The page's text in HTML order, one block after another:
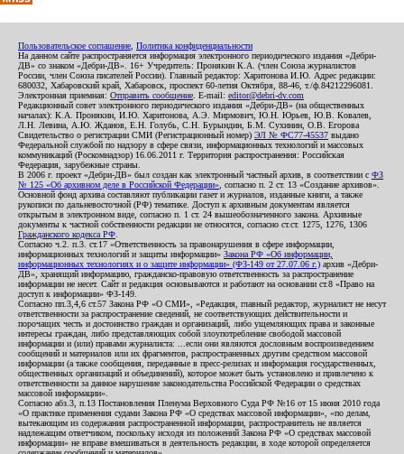
Пользовательское соглашение Политика конфиденциальности
На данном сайте распространяется информация электронного периодического издания «Дебри-
ДВ» со знаком «Дебри-ДВ». 16+ Учредитель: Пронякин К.А. (член Союза журналистов
России, член Союза писателей России). Главный редактор: Харитонова И.Ю. Адрес редакции:
680032, Хабаровский край, Хабаровск, проспект 60-летия Октября, 88-46, т./ф.84212296081.
Электронная приемная: Отправить сообщение . E-mail: editor@debri-dv.com
Редакционный совет электронного периодического издания «Дебри-ДВ» (на общественных
началах): К.А. Пронякин, И.Ю. Харитонова, А.Э. Мирмович, Ю.Н. Юрьев, Ю.В. Ковалев,
Л.Н. Левина, А.Ю. Жданов, Е.Н. Голубь, С.Н. Бурындин, Б.М. Сухинин, О.В. Егорова
Свидетельство о регистрации СМИ (Регистрационный номер) ЭЛ № ФС77-45537 выдано
Федеральной службой по надзору в сфере связи, информационных технологий и массовых
коммуникаций (Роскомнадзор) 16.06.2011 г. Территория распространения: Российская
Федерация, зарубежные страны.
В 2006 г. проект «Дебри-ДВ» был создан как электронный частный архив, в соответствии с ФЗ
№ 125 «Об архивном деле в Российской Федерации» , согласно п. 2 ст. 13 «Создание архивов».
Основной фонд архива составляют публикации газет и журналов, изданные книги, а также
рукописи по дальневосточной (РФ) тематике. Доступ к архивным документам является
открытым в электронном виде, согласно п. 1 ст. 24 вышеобозначенного закона. Архивные
документы к частной собственности редакции не относятся, согласно ст.ст. 1275, 1276, 1306
Гражданского кодекса РФ
Согласно ч.2. п.3. ст.17 «Ответственность за правонарушения в сфере информации,
информационных технологий и защиты информации» Закона РФ «Об информации,
информационных технологиях и о защите информации» (ФЗ-149 от 27.07.06 г.) архив «Дебри-
ДВ», хранящий информацию, гражданско-правовую ответственность за распространение
информации не несет. Сайт и редакция основываются и работают на основании ст.8 «Право на
доступ к информации» ФЗ-149.
Согласно пп.3,4,6 ст.57 Закона РФ «О СМИ», «Редакция, главный редактор, журналист не несут
ответственности за распространение сведений, не соответствующих действительности и
порочащих честь и достоинство граждан и организаций, либо ущемляющих права и законные
интересы граждан, либо представляющих собой злоупотребление свободой массовой
информации и (или) правами журналиста: ...если они являются дословным воспроизведением
сообщений и материалов или их фрагментов, распространенных другим средством массовой
информации (а также сообщения, переданные в пресс-релизах и информация государственных,
общественных организаций и объединений), которое может быть установлено и привлечено к
ответственности за данное нарушение законодательства Российской Федерации о средствах
массовой информации».
Согласно абз.3, п.13 Постановления Пленума Верховного Суда РФ №16 от 15 июня 2010 года
«О практике применения судами Закона РФ «О средствах массовой информации», «по делам,
вытекающим из содержания распространенной информации, распространитель не является
надлежащим ответчиком, поскольку исходя из положений Закона РФ «О средствах массовой
информации» не вправе вмешиваться в деятельность редакции, в ходе которой определяется